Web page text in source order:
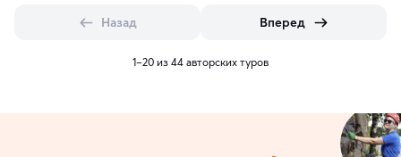
Назад Вперед
1–20 из 44 авторских туров